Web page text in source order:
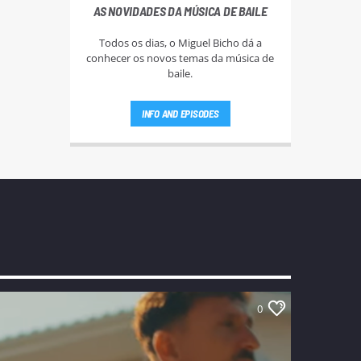
AS NOVIDADES DA MÚSICA DE BAILE
Todos os dias, o Miguel Bicho dá a
conhecer os novos temas da música de
baile.
INFO AND EPISODES
0